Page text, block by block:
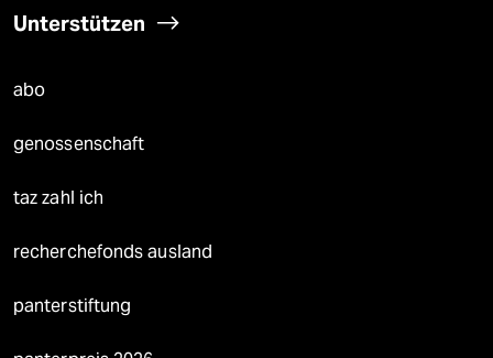
Unterstützen
abo
genossenschaft
taz zahl ich
recherchefonds ausland
panterstiftung